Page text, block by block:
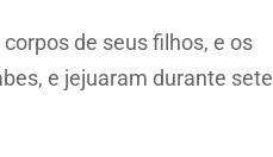
de seus filhos, e os
e jejuaram durante sete